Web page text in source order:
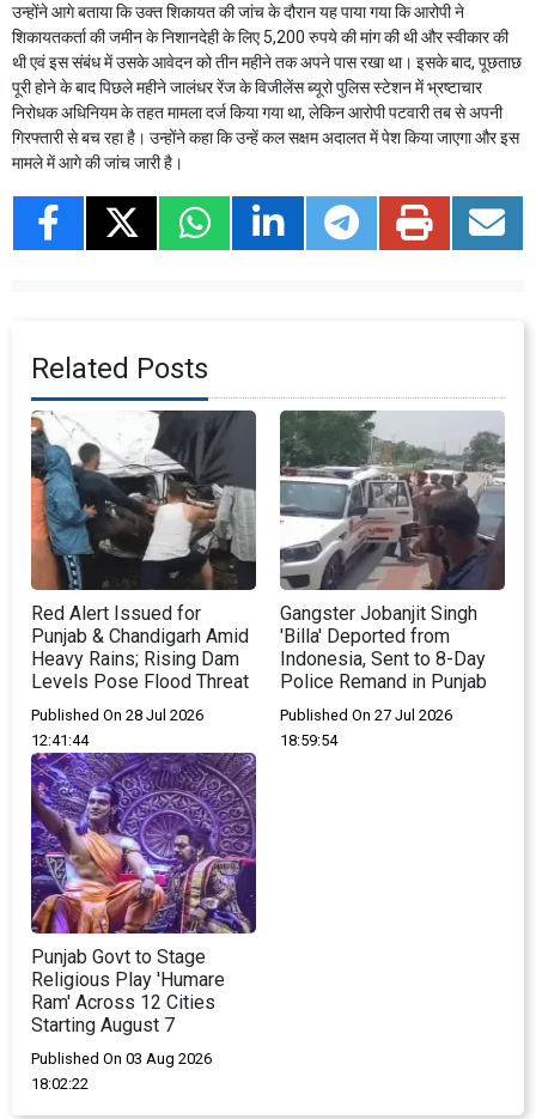
उन्होंने आगे बताया कि उक्त शिकायत की जांच के दौरान यह पाया गया कि आरोपी ने
शिकायतकर्ता की जमीन के निशानदेही के लिए 5,200 रुपये की मांग की थी और स्वीकार की
थी एवं इस संबंध में उसके आवेदन को तीन महीने तक अपने पास रखा था। इसके बाद, पूछताछ
पूरी होने के बाद पिछले महीने जालंधर रेंज के विजीलेंस ब्यूरो पुलिस स्टेशन में भ्रष्टाचार
निरोधक अधिनियम के तहत मामला दर्ज किया गया था, लेकिन आरोपी पटवारी तब से अपनी
गिरफ्तारी से बच रहा है। उन्होंने कहा कि उन्हें कल सक्षम अदालत में पेश किया जाएगा और इस
मामले में आगे की जांच जारी है।
Related Posts
Red Alert Issued for
Punjab & Chandigarh Amid
Heavy Rains; Rising Dam
Levels Pose Flood Threat
Published On 28 Jul 2026
12:41:44
Gangster Jobanjit Singh
'Billa' Deported from
Indonesia, Sent to 8-Day
Police Remand in Punjab
Published On 27 Jul 2026
18:59:54
Punjab Govt to Stage
Religious Play 'Humare
Ram' Across 12 Cities
Starting August 7
Published On 03 Aug 2026
18:02:22